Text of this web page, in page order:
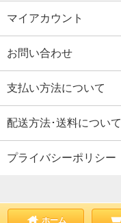
マイアカウント
お問い合わせ
支払い方法について
配送方法･送料について
プライバシーポリシー
ホーム